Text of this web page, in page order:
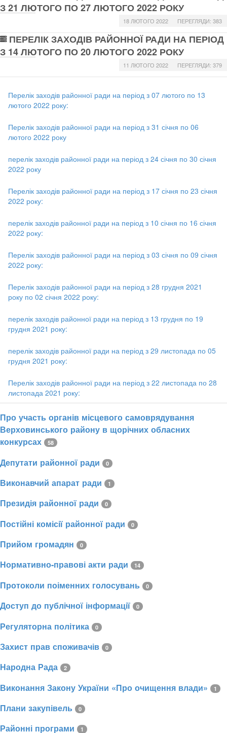
З 21 ЛЮТОГО ПО 27 ЛЮТОГО 2022 РОКУ
18 ЛЮТОГО 2022 ПЕРЕГЛЯДИ: 383
ПЕРЕЛІК ЗАХОДІВ РАЙОННОЇ РАДИ НА ПЕРІОД
З 14 ЛЮТОГО ПО 20 ЛЮТОГО 2022 РОКУ
11 ЛЮТОГО 2022 ПЕРЕГЛЯДИ: 379
Перелік заходів районної ради на період з 07 лютого по 13
лютого 2022 року:
Перелік заходів районної ради на період з 31 січня по 06
лютого 2022 року
перелік заходів районної ради на період з 24 січня по 30 січня
2022 року
Перелік заходів районної ради на період з 17 січня по 23 січня
2022 року:
перелік заходів районної ради на період з 10 січня по 16 січня
2022 року:
Перелік заходів районної ради на період з 03 січня по 09 січня
2022 року:
Перелік заходів районної ради на період з 28 грудня 2021
року по 02 січня 2022 року:
перелік заходів районної ради на період з 13 грудня по 19
грудня 2021 року:
перелік заходів районної ради на період з 29 листопада по 05
грудня 2021 року:
Перелік заходів районної ради на період з 22 листопада по 28
листопада 2021 року:
Про участь органів місцевого самоврядування
Верховинського району в щорічних обласних
конкурсах
58
Депутати районної ради 0
Виконавчий апарат ради 1
Президія районної ради 0
Постійні комісії районної ради 0
Прийом громадян 0
Нормативно-правові акти ради 14
Протоколи поіменних голосувань 0
Доступ до публічної інформації 0
Регуляторна політика 0
Захист прав споживачів 0
Народна Рада 2
Виконання Закону України «Про очищення влади» 1
Плани закупівель 0
Районні програми 1